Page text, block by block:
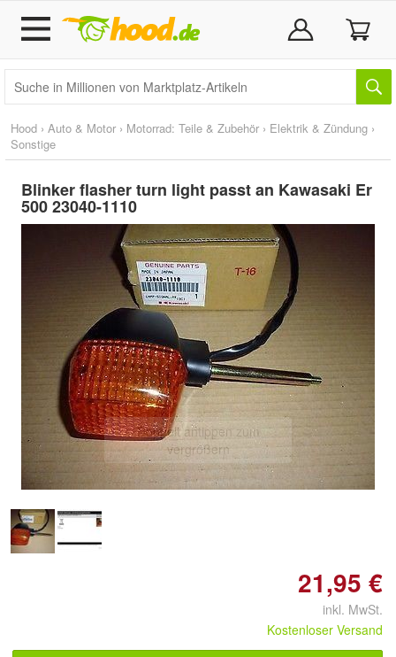
Hood › Auto & Motor › Motorrad: Teile & Zubehör › Elektrik & Zündung ›
Sonstige
Blinker flasher turn light passt an Kawasaki Er
500 23040-1110
Doppelt antippen zum
vergrößern
21,95 €
inkl. MwSt.
Kostenloser Versand